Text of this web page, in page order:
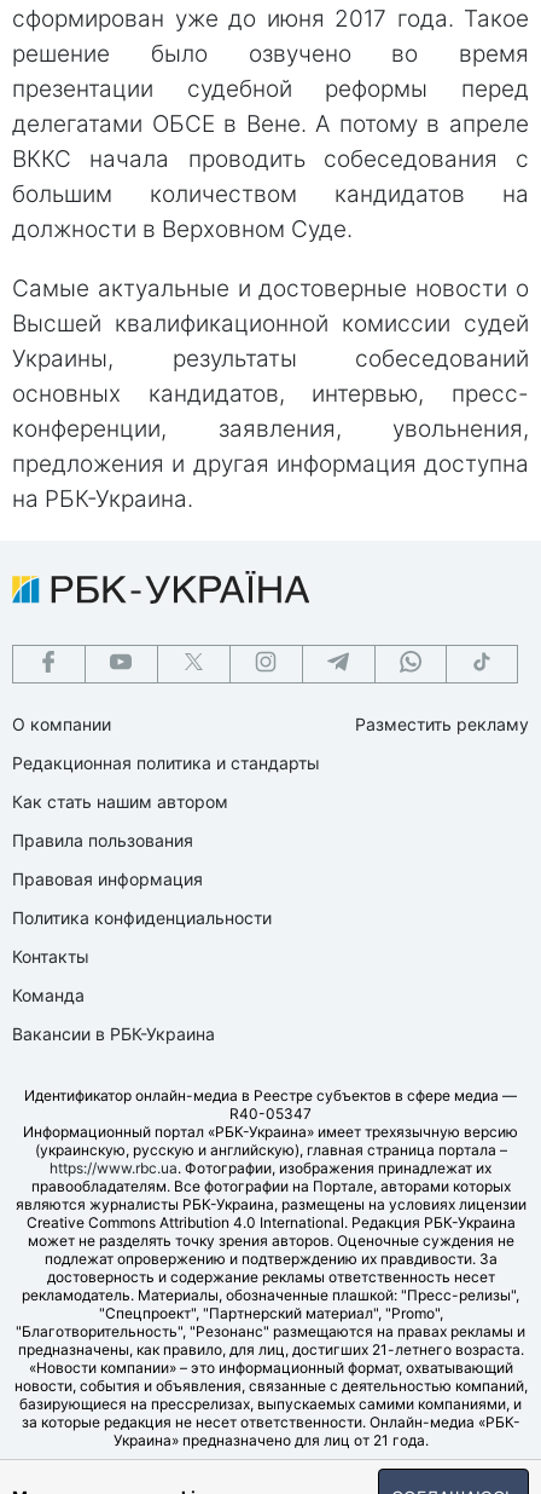
сформирован уже до июня 2017 года. Такое
решение было озвучено во время
презентации судебной реформы перед
делегатами ОБСЕ в Вене. А потому в апреле
ВККС начала проводить собеседования с
большим количеством кандидатов на
должности в Верховном Суде.
Самые актуальные и достоверные новости о
Высшей квалификационной комиссии судей
Украины, результаты собеседований
основных кандидатов, интервью, пресс-
конференции, заявления, увольнения,
предложения и другая информация доступна
на РБК-Украина.
О компании
Редакционная политика и стандарты
Как стать нашим автором
Правила пользования
Правовая информация
Политика конфиденциальности
Контакты
Команда
Вакансии в РБК-Украина
Разместить рекламу
Идентификатор онлайн-медиа в Реестре субъектов в сфере медиа —
R40-05347
Информационный портал «РБК-Украина» имеет трехязычную версию
(украинскую, русскую и английскую), главная страница портала –
https://www.rbc.ua. Фотографии, изображения принадлежат их
правообладателям. Все фотографии на Портале, авторами которых
являются журналисты РБК-Украина, размещены на условиях лицензии
Creative Commons Attribution 4.0 International. Редакция РБК-Украина
может не разделять точку зрения авторов. Оценочные суждения не
подлежат опровержению и подтверждению их правдивости. За
достоверность и содержание рекламы ответственность несет
рекламодатель. Материалы, обозначенные плашкой: "Пресс-релизы",
"Спецпроект", "Партнерский материал", "Promo",
"Благотворительность", "Резонанс" размещаются на правах рекламы и
предназначены, как правило, для лиц, достигших 21-летнего возраста.
«Новости компании» – это информационный формат, охватывающий
новости, события и объявления, связанные с деятельностью компаний,
базирующиеся на прессрелизах, выпускаемых самими компаниями, и
за которые редакция не несет ответственности. Онлайн-медиа «РБК-
Украина» предназначено для лиц от 21 года.
© LLC "UBT MEDIA", 2006-2026.